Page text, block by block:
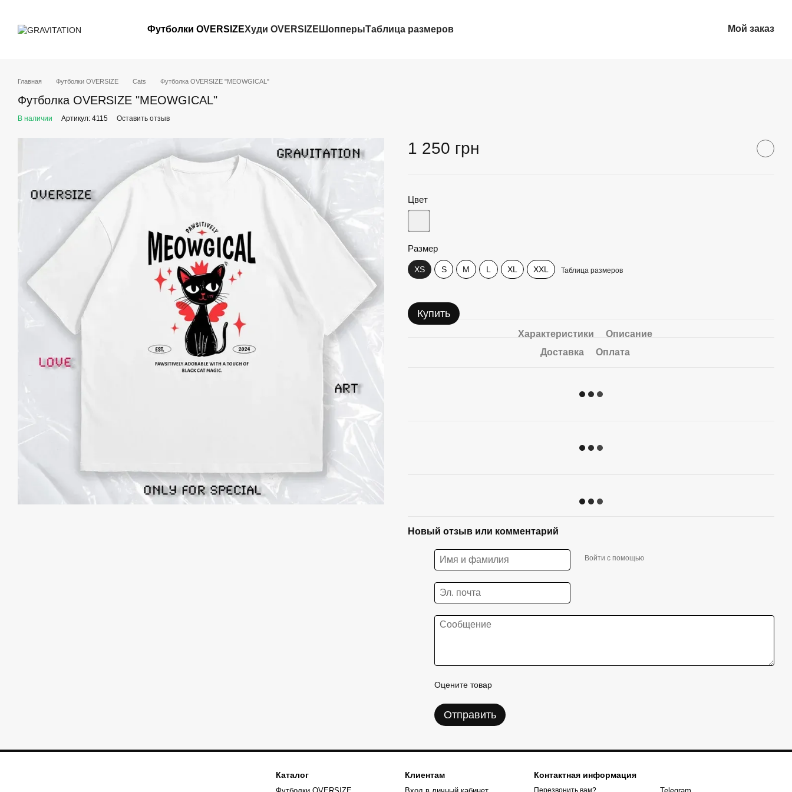
Футболки OVERSIZEХуди OVERSIZE ШопперыТаблица размеров Мой заказ
Главная Футболки OVERSIZE Cats Футболка OVERSIZE "MEOWGICAL"
Футболка OVERSIZE "MEOWGICAL"
В наличии Артикул: 4115 Оставить отзыв
1 250 грн
Цвет
Размер
XS S M L XL XXL Таблица размеров
Купить
Характеристики
Описание
Доставка
Оплата
Новый отзыв или комментарий
Войти с помощью
Оцените товар
Отправить
Каталог Клиентам Контактная информация